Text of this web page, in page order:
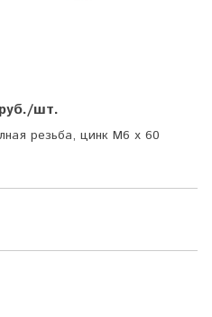
шт.
резьба, цинк М6 х 60